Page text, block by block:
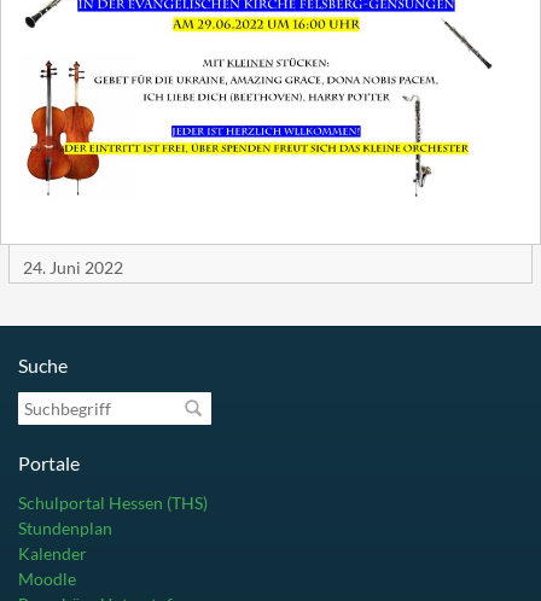
24. Juni 2022
Suche
Suchbegriff
Portale
Schulportal Hessen (THS)
Stundenplan
Kalender
Moodle